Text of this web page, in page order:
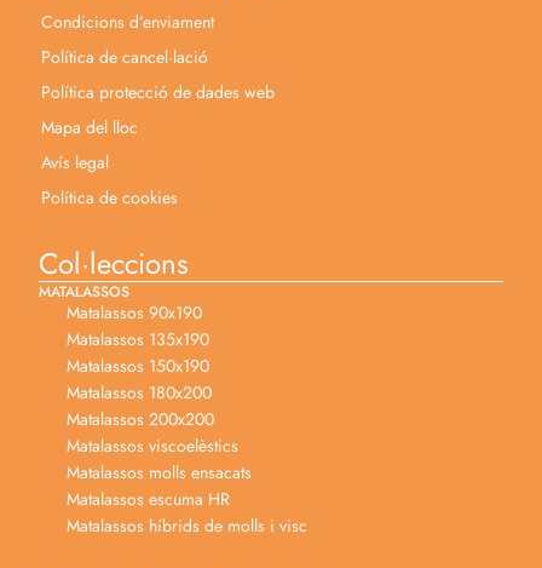
Condicions d’enviament
Política de cancel·lació
Política protecció de dades web
Mapa del lloc
Avís legal
Política de cookies
Col·leccions
MATALASSOS
Matalassos 90x190
Matalassos 135x190
Matalassos 150x190
Matalassos 180x200
Matalassos 200x200
Matalassos viscoelèstics
Matalassos molls ensacats
Matalassos escuma HR
Matalassos híbrids de molls i visc